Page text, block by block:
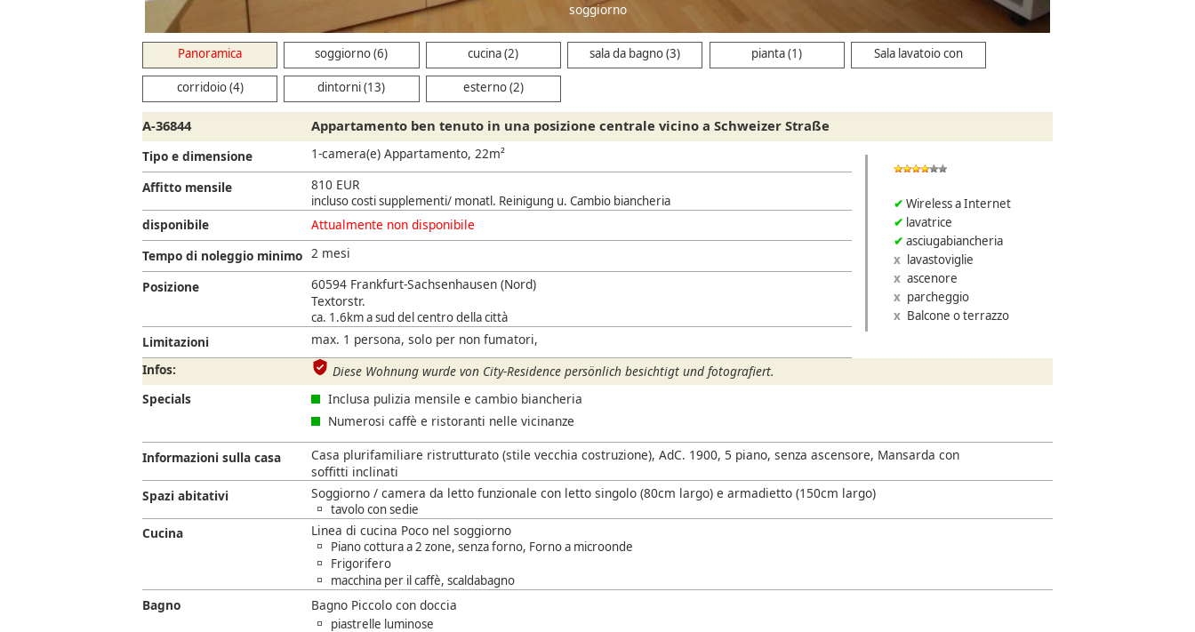
soggiorno
Panoramica soggiorno (6) cucina (2) sala da bagno (3) pianta (1)
Sala lavatoio con
corridoio (4) dintorni (13) esterno (2)
A-36844 Appartamento ben tenuto in una posizione centrale vicino a Schweizer Straße
Wireless a Internet
lavatrice
asciugabiancheria
lavastoviglie
ascenore
parcheggio
Balcone o terrazzo
Tipo e dimensione
1-camera(e) Appartamento, 22m²
Affitto mensile
810 EUR
incluso costi supplementi/ monatl. Reinigung u. Cambio biancheria
disponibile
Attualmente non disponibile
Tempo di noleggio minimo 2 mesi
Posizione
60594 Frankfurt-Sachsenhausen (Nord)
Textorstr.
ca. 1.6km a sud del centro della città
Limitazioni
max. 1 persona, solo per non fumatori,
Infos:
Diese Wohnung wurde von City-Residence persönlich besichtigt und fotografiert.
Specials
Inclusa pulizia mensile e cambio biancheria
Numerosi caffè e ristoranti nelle vicinanze
Informazioni sulla casa
Casa plurifamiliare ristrutturato (stile vecchia costruzione), AdC. 1900, 5 piano, senza ascensore, Mansarda con
soffitti inclinati
Spazi abitativi
Soggiorno / camera da letto funzionale con letto singolo (80cm largo) e armadietto (150cm largo)
tavolo con sedie
Cucina Linea di cucina Poco nel soggiorno
Piano cottura a 2 zone, senza forno, Forno a microonde
Frigorifero
macchina per il caffè, scaldabagno
Bagno Bagno Piccolo con doccia
piastrelle luminose